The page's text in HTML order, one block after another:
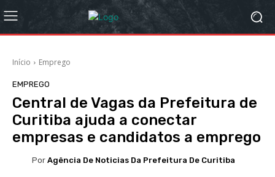
Início Emprego
EMPREGO
Central de Vagas da Prefeitura de
Curitiba ajuda a conectar
empresas e candidatos a emprego
Por Agência De Noticias Da Prefeitura De Curitiba